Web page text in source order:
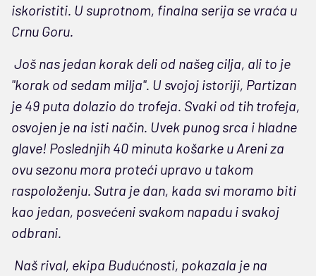
iskoristiti. U suprotnom, finalna serija se vraća u
Crnu Goru.
Još nas jedan korak deli od našeg cilja, ali to je
"korak od sedam milja". U svojoj istoriji, Partizan
je 49 puta dolazio do trofeja. Svaki od tih trofeja,
osvojen je na isti način. Uvek punog srca i hladne
glave! Poslednjih 40 minuta košarke u Areni za
ovu sezonu mora proteći upravo u takom
raspoloženju. Sutra je dan, kada svi moramo biti
kao jedan, posvećeni svakom napadu i svakoj
odbrani.
Naš rival, ekipa Budućnosti, pokazala je na